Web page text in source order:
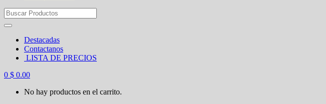
Search
for:
Destacadas
Contactanos
LISTA DE PRECIOS
0 $ 0.00
No hay productos en el carrito.